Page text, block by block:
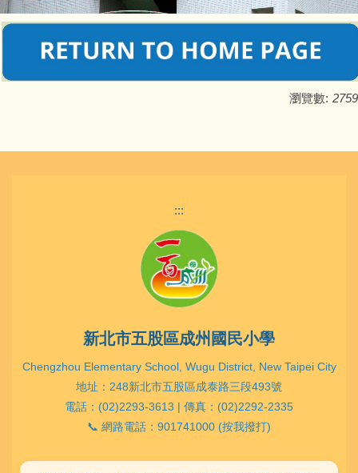
瀏覽數: 2759
:::
新北市五股區成州國民小學
Chengzhou Elementary School, Wugu District, New Taipei City
地址：248新北市五股區成泰路三段493號
電話：(02)2293-3613 | 傳真：(02)2292-2335
📞 網路電話：901741000 (按我撥打)